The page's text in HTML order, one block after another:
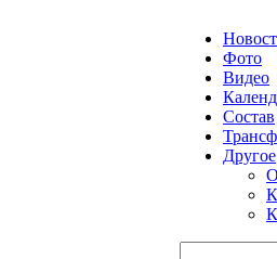
Фото
Видео
Состав
Другое